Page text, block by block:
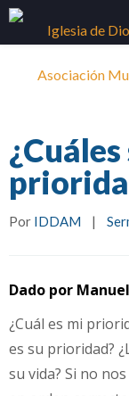
Por IDDAM |
Dado por
¿Cuál es mi
es su prioridad?
su vida? Si no